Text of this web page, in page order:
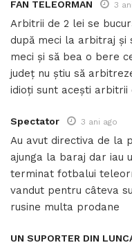
FAN TELEORMAN 3
Arbitrii de 2 lei se
după meci la arbitraj și
meci și să bea o bere
județ nu știu să
idioți sunt acești
Spectator 3 ani ago
Au avut directiva de la
ajunga la baraj dar iau
terminat fotbalui
vandut pentru câteva
rusine multa prodane
UN SUPORTER DIN